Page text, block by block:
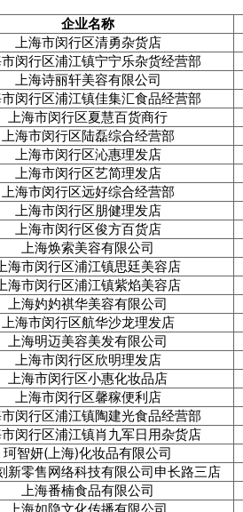
企业名称
上海市闵行区清勇杂货店
闵行区浦江镇宁宁乐杂货经营部
上海诗丽轩美容有限公司
闵行区浦江镇佳集汇食品经营部
上海市闵行区夏慧百货商行
上海市闵行区陆磊综合经营部
上海市闵行区沁惠理发店
上海市闵行区艺简理发店
上海市闵行区远好综合经营部
上海市闵行区朋健理发店
上海市闵行区俊方百货店
上海焕索美容有限公司
海市闵行区浦江镇思廷美容店
海市闵行区浦江镇紫焰美容店
上海妁妁祺华美容有限公司
上海市闵行区航华沙龙理发店
上海明迈美容美发有限公司
上海市闵行区欣明理发店
上海市闵行区小惠化妆品店
上海市闵行区馨稼便利店
闵行区浦江镇陶建光食品经营部
闵行区浦江镇肖九军日用杂货店
珂智妍(上海)化妆品有限公司
新零售网络科技有限公司申长路三店
上海番楠食品有限公司